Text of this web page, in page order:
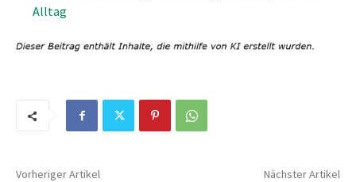
Alltag
Vorheriger Artikel Nächster Artikel